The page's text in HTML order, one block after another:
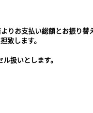
りお支払い総額とお振り
致します。
扱いとします。